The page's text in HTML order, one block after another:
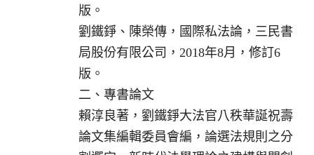
版。
劉鐵錚、陳榮傳，國際私法論，三民書
局股份有限公司，2018年8月，修訂6
版。
二、專書論文
賴淳良著，劉鐵錚大法官八秩華誕祝壽
論文集編輯委員會編，論選法規則之分